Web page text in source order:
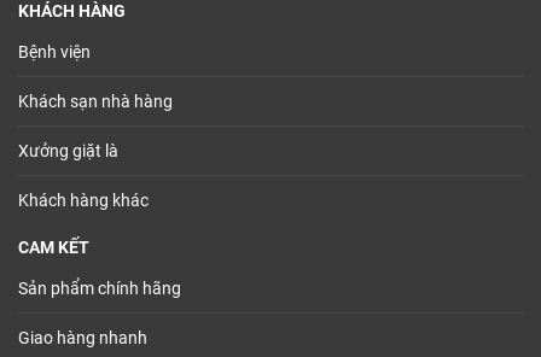
KHÁCH HÀNG
Bệnh viện
Khách sạn nhà hàng
Xưởng giặt là
Khách hàng khác
CAM KẾT
Sản phẩm chính hãng
Giao hàng nhanh